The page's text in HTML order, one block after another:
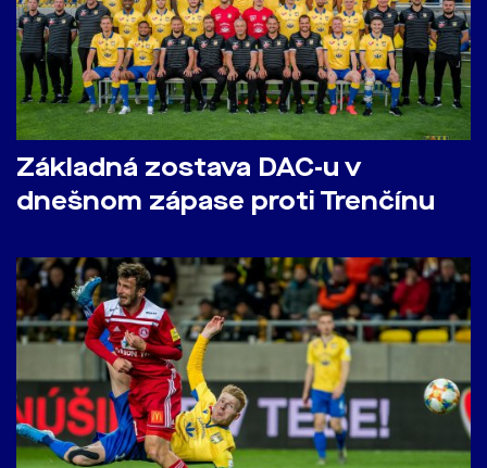
Základná zostava DAC-u v
dnešnom zápase proti Trenčínu